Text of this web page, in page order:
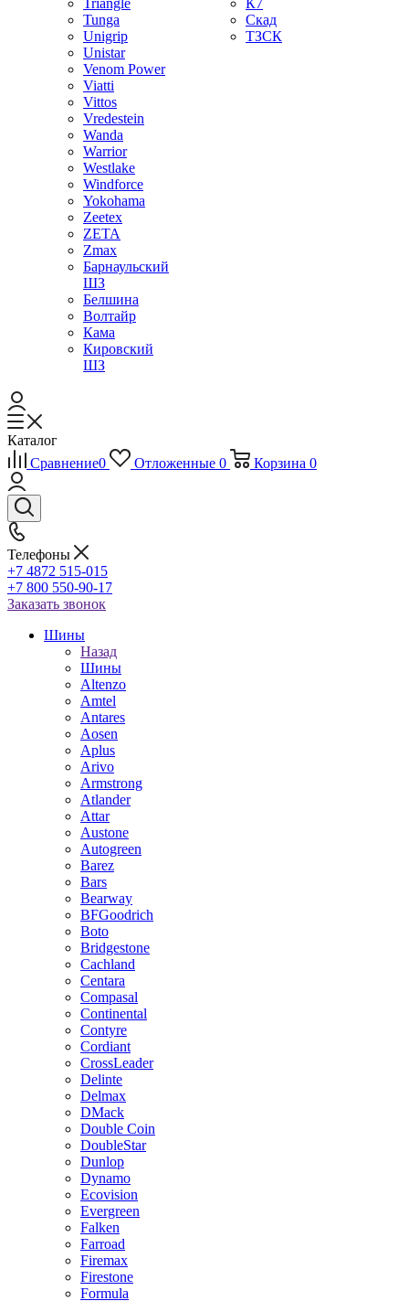
Triangle
Tunga
Unigrip
Unistar
Venom Power
Viatti
Vittos
Vredestein
Wanda
Warrior
Westlake
Windforce
Yokohama
Zeetex
ZETA
Zmax
Барнаульский
ШЗ
Белшина
Волтайр
Кама
Кировский
ШЗ
К7
Скад
ТЗСК
Каталог
Сравнение0 Отложенные 0 Корзина 0
Телефоны
+7 4872 515-015
+7 800 550-90-17
Заказать звонок
Шины
Назад
Шины
Altenzo
Amtel
Antares
Aosen
Aplus
Arivo
Armstrong
Atlander
Attar
Austone
Autogreen
Barez
Bars
Bearway
BFGoodrich
Boto
Bridgestone
Cachland
Centara
Compasal
Continental
Contyre
Cordiant
CrossLeader
Delinte
Delmax
DMack
Double Coin
DoubleStar
Dunlop
Dynamo
Ecovision
Evergreen
Falken
Farroad
Firemax
Firestone
Formula